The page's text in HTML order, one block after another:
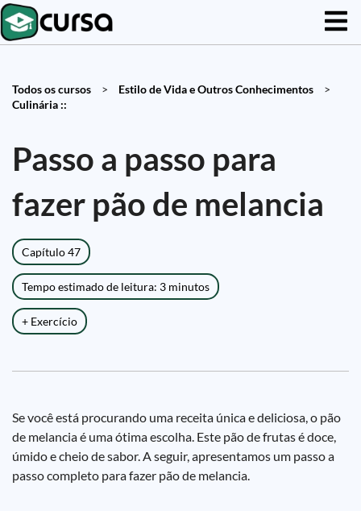
Todos os cursos > Estilo de Vida e Outros Conhecimentos
>
Culinária ::
Passo a passo para
fazer pão de melancia
Capítulo 47
Tempo estimado de leitura: 3 minutos
+ Exercício
Se você está procurando uma receita única e deliciosa, o pão
de melancia é uma ótima escolha. Este pão de frutas é doce,
úmido e cheio de sabor. A seguir, apresentamos um passo a
passo completo para fazer pão de melancia.